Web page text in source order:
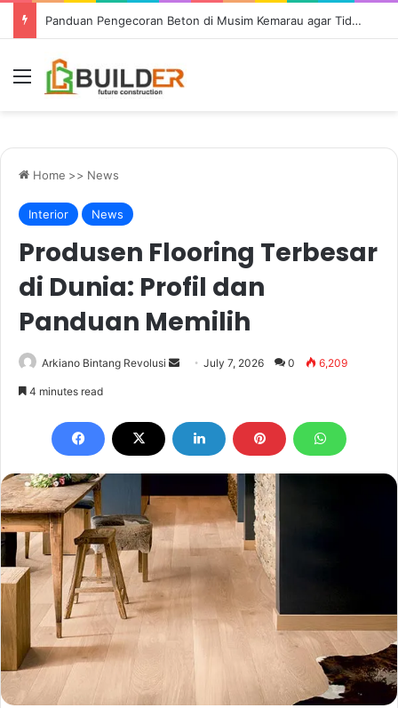
Philips SunStay: Evolusi Lampu Jalan Tenaga Surya dari Signify
Menu
Home >> News
Interior News
Produsen Flooring Terbesar
di Dunia: Profil dan
Panduan Memilih
Arkiano Bintang Revolusi
SendJuly 7, 2026 0 6,209
4 minutes read